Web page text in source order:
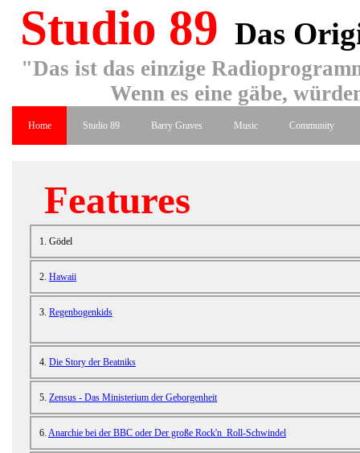
Studio 89 Das
"Das ist das einzige
Wenn es eine gäbe,
Home Studio 89 Barry Graves Music Community
Features
1. Gödel
2. Hawaii
3. Regenbogenkids
4. Die Story der Beatniks
5. Zensus - Das Ministerium der Geborgenheit
6. Anarchie bei der BBC oder Der große Rock'n Roll-Schwindel